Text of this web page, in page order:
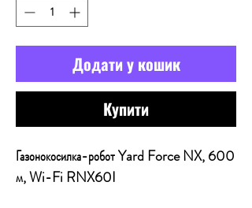
Додати у кошик
Купити
Газонокосилка-робот Yard Force NX, 600
м, Wi-Fi RNX60I